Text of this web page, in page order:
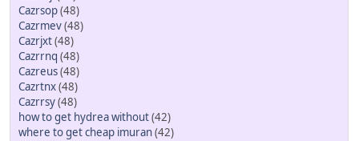
Cazrsop(48)
Cazrmev(48)
Cazrjxt(48)
Cazrrnq (48)
Cazreus(48)
Cazrtnx(48)
Cazrrsy(48)
how to get hydrea without(42)
where to get cheap imuran(42)